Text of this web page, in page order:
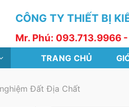
CÔNG TY THIẾT BỊ
Mr. Phú: 093.713.9966 -
TRANG CHỦ
Đất Địa Chất